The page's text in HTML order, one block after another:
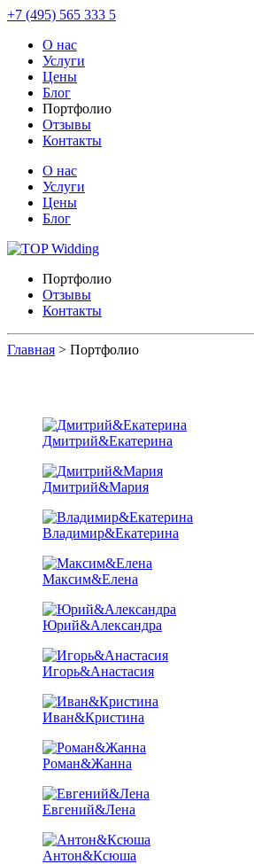
+7 (495) 565 333 5
О нас
Услуги
Цены
Блог
Портфолио
Отзывы
Контакты
О нас
Услуги
Цены
Блог
Портфолио
Отзывы
Контакты
Главная > Портфолио
Дмитрий&Екатерина
Дмитрий&Мария
Владимир&Екатерина
Максим&Елена
Юрий&Александра
Игорь&Анастасия
Иван&Кристина
Роман&Жанна
Евгений&Лена
Антон&Ксюша